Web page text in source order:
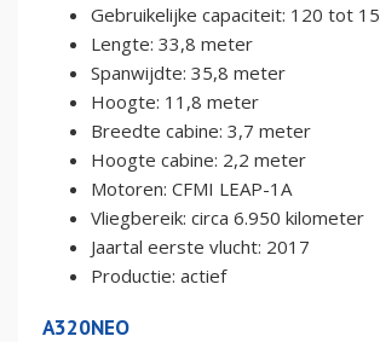
Gebruikelijke capaciteit: 120 tot
Lengte: 33,8 meter
Spanwijdte: 35,8 meter
Hoogte: 11,8 meter
Breedte cabine: 3,7 meter
Hoogte cabine: 2,2 meter
Motoren: CFMI LEAP-1A
Vliegbereik: circa 6.950 kilometer
Jaartal eerste vlucht: 2017
Productie: actief
A320NEO